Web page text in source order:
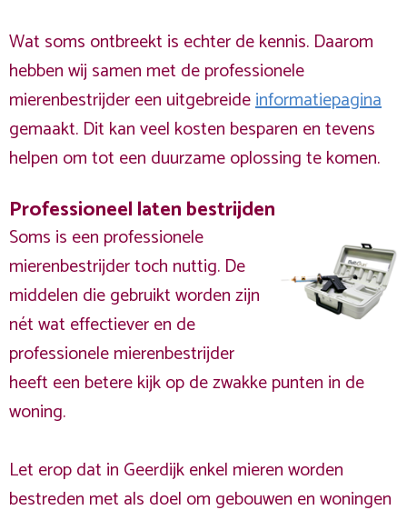
Wat soms ontbreekt is echter de kennis. Daarom
hebben wij samen met de professionele
mierenbestrijder een uitgebreideinformatiepagina
gemaakt. Dit kan veel kosten besparen en tevens
helpen om tot een duurzame oplossing te komen.
Professioneel laten bestrijden
Soms is een professionele
mierenbestrijder toch nuttig. De
middelen die gebruikt worden zijn
nét wat effectiever en de
professionele mierenbestrijder
heeft een betere kijk op de zwakke punten in de
woning.
Let erop dat in Geerdijk enkel mieren worden
bestreden met als doel om gebouwen en woningen